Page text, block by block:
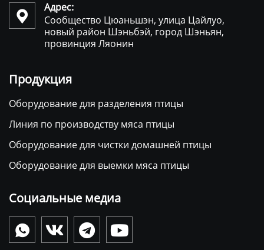

Адрес:
Сообщество Цюаньшэн, улица Цайлуо,
новый район Шэньбэй, город Шэньян,
провинция Ляонин
Продукция
Оборудование для разделения птицы
Линия по производству мяса птицы
Оборудование для чистки домашней птицы
Оборудование для выемки мяса птицы
Социальные медиа
   